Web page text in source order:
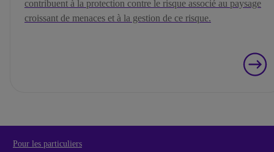
contribuent à la protection contre le risque associé au paysage
croissant de menaces et à la gestion de ce risque.
Pour les particuliers